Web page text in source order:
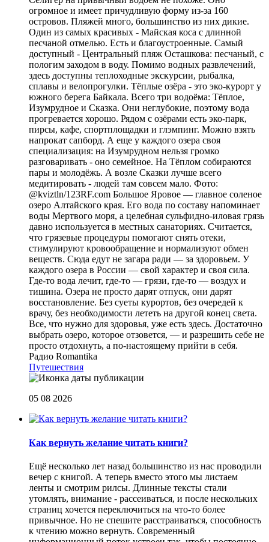
огромное и имеет причудливую форму из-за 160
островов. Пляжей много, большинство из них дикие.
Один из самых красивых - Майская коса с длинной
песчаной отмелью. Есть и благоустроенные. Самый
доступный - Центральный пляж Осташкова: песчаный, с
пологим заходом в воду. Помимо водных развлечений,
здесь доступны теплоходные экскурсии, рыбалка,
сплавы и велопрогулки. Тёплые озёра - это эко-курорт у
южного берега Байкала. Всего три водоёма: Тёплое,
Изумрудное и Сказка. Они неглубокие, поэтому вода
прогревается хорошо. Рядом с озёрами есть эко-парк,
пирсы, кафе, спортплощадки и глэмпинг. Можно взять
напрокат сапборд. А еще у каждого озера своя
специализация: на Изумрудном нельзя громко
разговаривать - оно семейное. На Тёплом собираются
пары и молодёжь. А возле Сказки лучше всего
медитировать - людей там совсем мало. Фото:
@kviztln/123RF.com Большое Яровое — главное соленое
озеро Алтайского края. Его вода по составу напоминает
воды Мертвого моря, а целебная сульфидно-иловая грязь
давно используется в местных санаториях. Считается,
что грязевые процедуры помогают снять отеки,
стимулируют кровообращение и нормализуют обмен
веществ. Сюда едут не загара ради — за здоровьем. У
каждого озера в России — свой характер и своя сила.
Где-то вода лечит, где-то — грязи, где-то — воздух и
тишина. Озера не просто дарят отпуск, они дарят
восстановление. Без суеты курортов, без очередей к
врачу, без необходимости лететь на другой конец света.
Все, что нужно для здоровья, уже есть здесь. Достаточно
выбрать озеро, которое отзовется, — и разрешить себе не
просто отдохнуть, а по-настоящему прийти в себя.
Радио Romantika
Путешествия
05 08 2026
Как вернуть желание читать книги?
Eщё несколько лет назад большинство из нас проводили
вечер с книгой. А теперь вместо этого мы листаем
ленты и смотрим рилсы. Длинные тексты стали
утомлять, внимание - рассеиваться, и после нескольких
страниц хочется переключиться на что-то более
привычное. Но не спешите расстраиваться, способность
к чтению можно вернуть. Современный